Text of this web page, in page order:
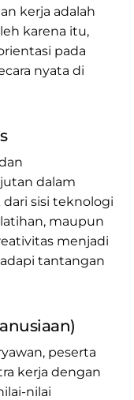
kerja adalah
karena itu,
pada
nyata di
dalam
dari sisi teknologi
maupun
menjadi
tantangan
peserta
kerja dengan
nilai